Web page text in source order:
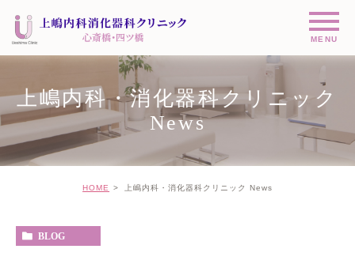
上嶋内科・消化器科クリニック
News
HOME 上嶋内科・消化器科クリニック News
BLOG